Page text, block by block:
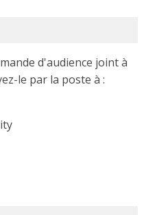
d'audience joint à
le par la poste à :